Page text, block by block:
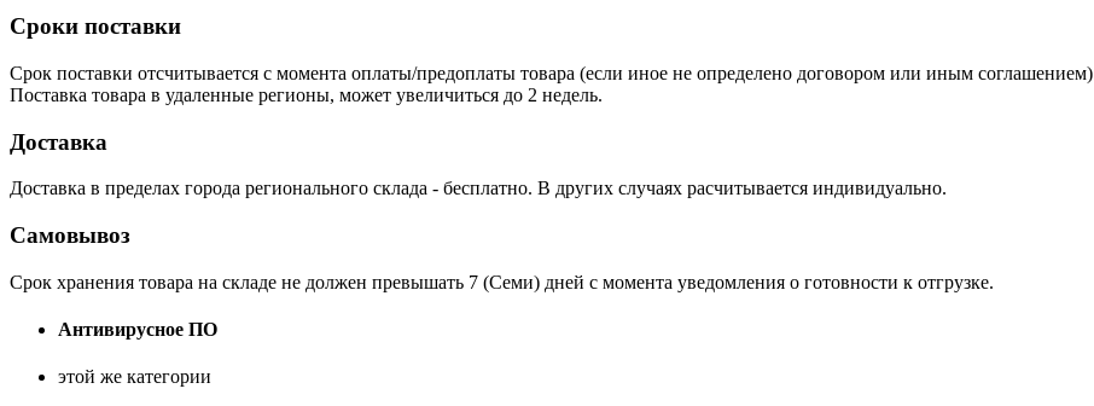
Сроки поставки
Срок поставки отсчитывается с момента оплаты/предоплаты товара (если иное не определено договором или иным
Поставка товара в удаленные регионы, может увеличиться до 2 недель.
Доставка
Доставка в пределах города регионального склада - бесплатно. В других случаях расчитывается индивидуально.
Самовывоз
Срок хранения товара на складе не должен превышать 7 (Семи) дней с момента уведомления о готовности к отгрузке.
Антивирусное ПО
этой же категории